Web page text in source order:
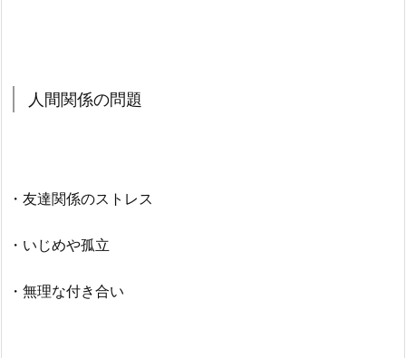
人間関係の問題
・友達関係のストレス
・いじめや孤立
・無理な付き合い